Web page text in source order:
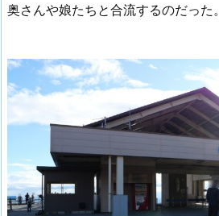
奥さんや娘たちと合流するのだった。